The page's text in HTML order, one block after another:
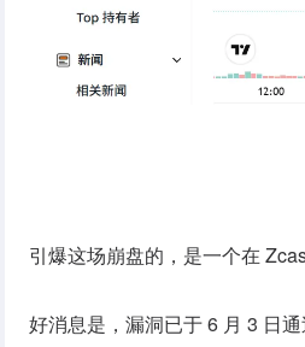
引爆这场崩盘的，是一个在
好消息是，漏洞已于 6 月 3 日